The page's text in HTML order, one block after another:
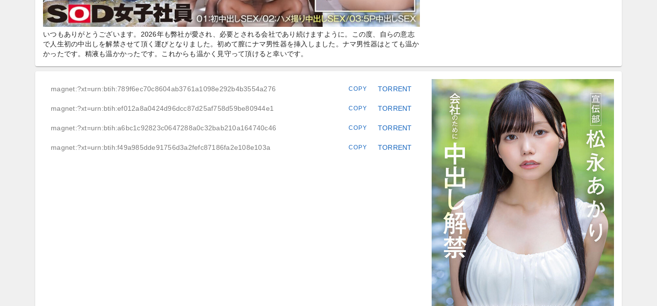
いつもありがとうございます。2026年も弊社が愛され、必要とされる会社であり続けますように。この度、自らの意志
で人生初の中出しを解禁させて頂く運びとなりました。初めて膣にナマ男性器を挿入しました。ナマ男性器はとても温か
かったです。精液も温かかったです。これからも温かく見守って頂けると幸いです。
magnet:?xt=urn:btih:789f6ec70c8604ab3761a1098e292b4b3554a276 COPY TORRENT
magnet:?xt=urn:btih:ef012a8a0424d96dcc87d25af758d59be80944e1 COPY TORRENT
magnet:?xt=urn:btih:a6bc1c92823c0647288a0c32bab210a164740c46 COPY TORRENT
magnet:?xt=urn:btih:f49a985dde91756d3a2fefc87186fa2e108e103a COPY TORRENT